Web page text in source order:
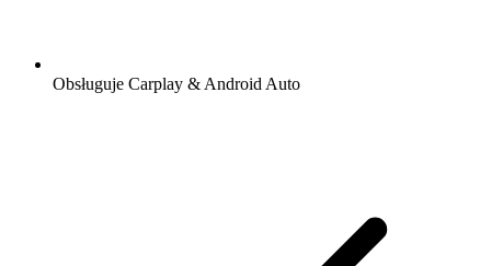
Obsługuje Carplay & Android Auto